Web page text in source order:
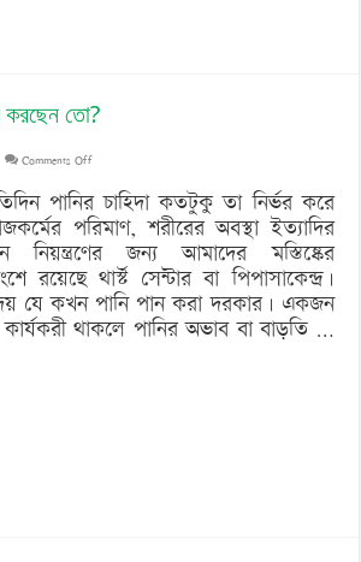
করছেন তো?
Comments Offon
নিয়ম
মেনে
পানি
পান
করছেন
পানির চাহিদা কতটুকু তা নির্ভর করে
পরিমাণ, শরীরের অবস্থা ইত্যাদির
জন্য আমাদের মস্তিষ্কের
রয়েছে থার্স্ট সেন্টার বা পিপাসাকেন্দ্র।
যে কখন পানি পান করা দরকার। একজন
থাকলে পানির অভাব বা বাড়তি …